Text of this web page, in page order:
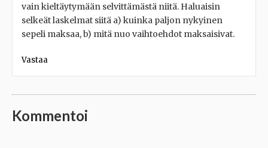
vain kieltäytymään selvittämästä niitä. Haluaisin
selkeät laskelmat siitä a) kuinka paljon nykyinen
sepeli maksaa, b) mitä nuo vaihtoehdot maksaisivat.
Vastaa
Kommentoi